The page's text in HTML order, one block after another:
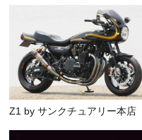
Z1 by サンクチュアリー本店